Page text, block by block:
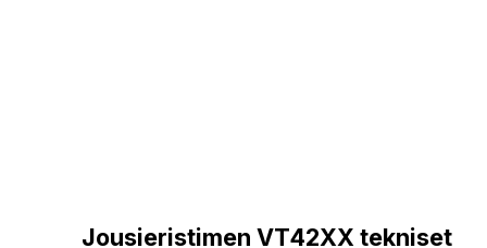
Jousieristimen VT42XX tekniset